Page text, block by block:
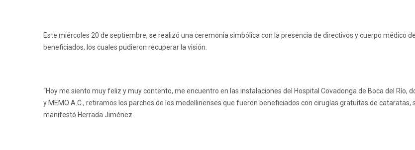
Este miércoles 20 de septiembre, se realizó una ceremonia simbólica con la presencia de directivos y cuerpo médico
beneficiados, los cuales pudieron recuperar la visión.
“Hoy me siento muy feliz y muy contento, me encuentro en las instalaciones del Hospital Covadonga de Boca del Río,
y MEMO A.C., retiramos los parches de los medellinenses que fueron beneficiados con cirugías gratuitas de
manifestó Herrada Jiménez.